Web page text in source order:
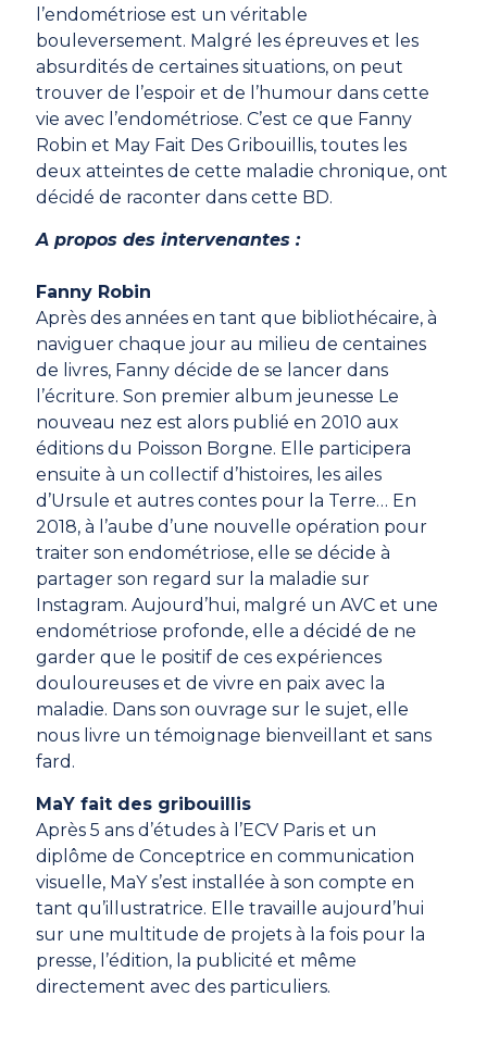
l’endométriose est un véritable
bouleversement. Malgré les épreuves et les
absurdités de certaines situations, on peut
trouver de l’espoir et de l’humour dans cette
vie avec l’endométriose. C’est ce que Fanny
Robin et May Fait Des Gribouillis, toutes les
deux atteintes de cette maladie chronique, ont
décidé de raconter dans cette BD.
A propos des intervenantes :
Fanny Robin
Après des années en tant que bibliothécaire, à
naviguer chaque jour au milieu de centaines
de livres, Fanny décide de se lancer dans
l’écriture. Son premier album jeunesse Le
nouveau nez est alors publié en 2010 aux
éditions du Poisson Borgne. Elle participera
ensuite à un collectif d’histoires, les ailes
d’Ursule et autres contes pour la Terre… En
2018, à l’aube d’une nouvelle opération pour
traiter son endométriose, elle se décide à
partager son regard sur la maladie sur
Instagram. Aujourd’hui, malgré un AVC et une
endométriose profonde, elle a décidé de ne
garder que le positif de ces expériences
douloureuses et de vivre en paix avec la
maladie. Dans son ouvrage sur le sujet, elle
nous livre un témoignage bienveillant et sans
fard.
MaY fait des gribouillis
Après 5 ans d’études à l’ECV Paris et un
diplôme de Conceptrice en communication
visuelle, MaY s’est installée à son compte en
tant qu’illustratrice. Elle travaille aujourd’hui
sur une multitude de projets à la fois pour la
presse, l’édition, la publicité et même
directement avec des particuliers.